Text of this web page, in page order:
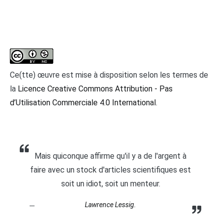
Ce(tte) œuvre est mise à disposition selon les termes de
la Licence Creative Commons Attribution - Pas
d’Utilisation Commerciale 4.0 International .
Mais quiconque affirme qu'il y a de l'argent à
faire avec un stock d'articles scientifiques est
soit un idiot, soit un menteur.
Lawrence Lessig.